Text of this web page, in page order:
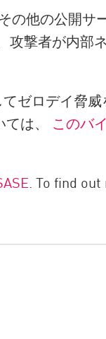
の他の公開サ
攻撃者が内部
ゼロデイ脅
は、
このバ
. To find